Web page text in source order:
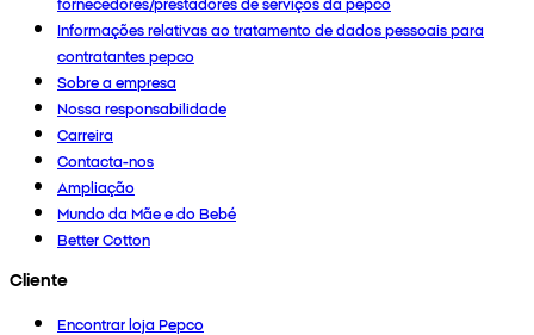
Informações relativas ao tratamento de dados pessoais para
contratantes pepco
Sobre a empresa
Nossa responsabilidade
Carreira
Contacta-nos
Ampliação
Mundo da Mãe e do Bebé
Better Cotton
Cliente
Encontrar loja Pepco